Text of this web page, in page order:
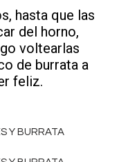
hasta que las
del horno,
voltearlas
de burrata a
feliz.